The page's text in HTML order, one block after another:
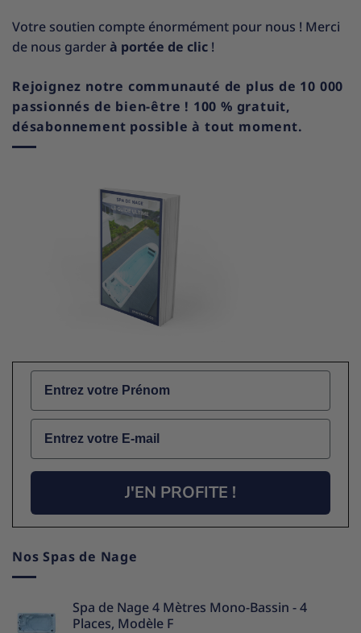
Votre soutien compte énormément pour nous ! Merci
de nous garderà portée de clic !
Rejoignez notre communauté de plus de 10 000
passionnés de bien-être ! 100 % gratuit,
désabonnement possible à tout moment.
Name
Email
J'EN PROFITE !
Nos Spas de Nage
Spa de Nage 4 Mètres Mono-Bassin - 4
Places, Modèle F